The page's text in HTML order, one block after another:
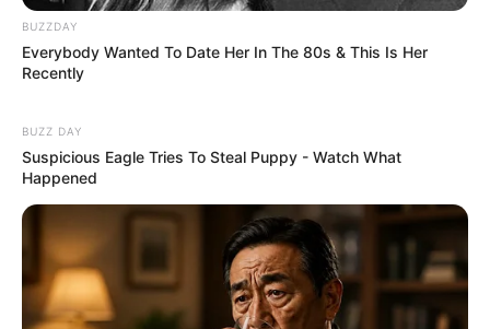
BUZZDAY
Everybody Wanted To Date Her In The 80s & This Is Her
Recently
BUZZ DAY
Suspicious Eagle Tries To Steal Puppy - Watch What
Happened